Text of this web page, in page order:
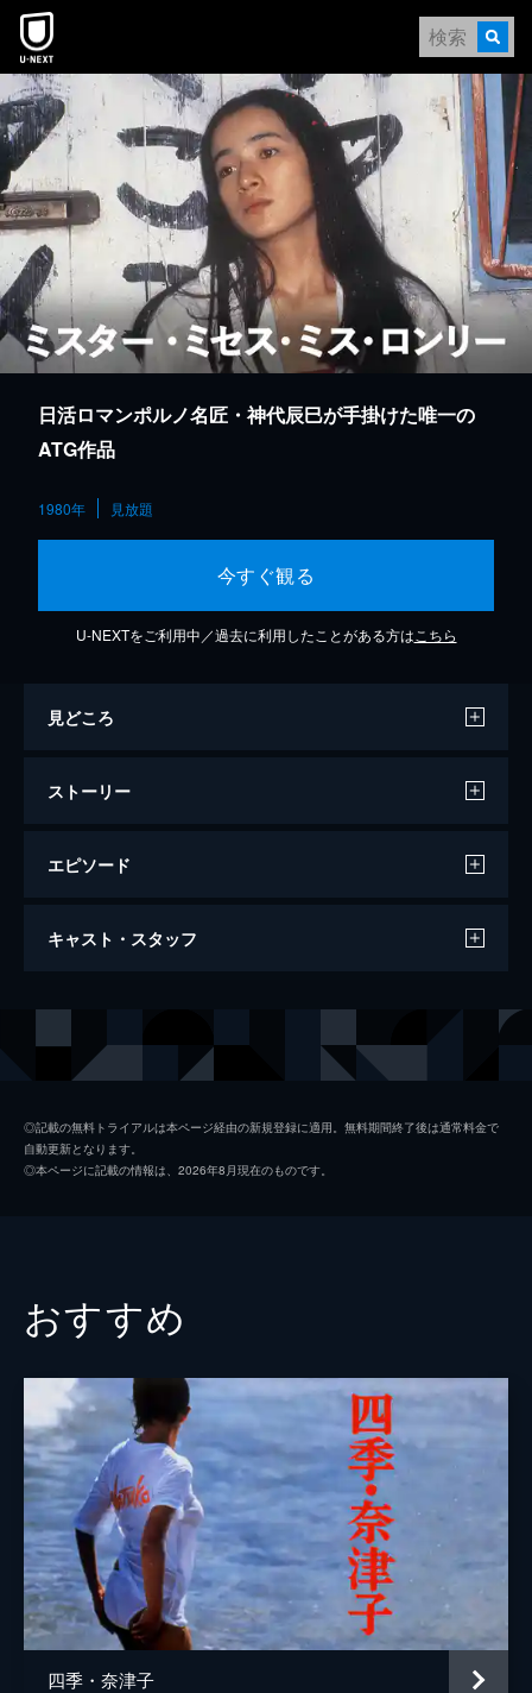
本文へスキップ
日活ロマンポルノ名匠・神代辰巳が手掛けた唯一の
ATG作品
1980年 見放題
今すぐ観る
U-NEXTをご利用中／過去に利用したことがある方は こちら
見どころ
ストーリー
エピソード
ミスター・ミセス・ミス・ロンリー
キャスト・スタッフ
半崎市雄 宇崎竜童
監督
脚本 神代辰巳
刹那
音楽 千野秀一
製作 佐々木史朗
市山達巳
原田美枝子
◎記載の無料トライアルは本ページ経由の新規登録に適用。無料期間終了後は通常料金で
自動更新となります。
◎本ページに記載の情報は、2026年8月現在のものです。
おすすめ
四季・奈津子